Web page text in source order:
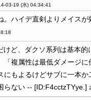
03-19 (水) 04:34:41
。ハイデ直剣よりメイスが
けど、ダクソ系列は基本的
「複属性は最低ダメージに
にもよるけどサブに一本か
らない -- [ID:F4cctzTYye.]